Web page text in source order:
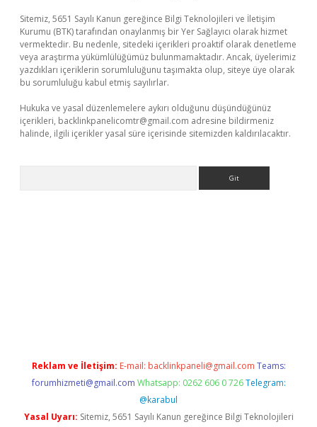
Sitemiz, 5651 Sayılı Kanun gereğince Bilgi Teknolojileri ve İletişim
Kurumu (BTK) tarafından onaylanmış bir Yer Sağlayıcı olarak hizmet
vermektedir. Bu nedenle, sitedeki içerikleri proaktif olarak denetleme
veya araştırma yükümlülüğümüz bulunmamaktadır. Ancak, üyelerimiz
yazdıkları içeriklerin sorumluluğunu taşımakta olup, siteye üye olarak
bu sorumluluğu kabul etmiş sayılırlar.
Hukuka ve yasal düzenlemelere aykırı olduğunu düşündüğünüz
içerikleri, backlinkpanelicomtr@gmail.com adresine bildirmeniz
halinde, ilgili içerikler yasal süre içerisinde sitemizden kaldırılacaktır.
Reklam ve İletişim: E-mail: backlinkpaneli@gmail.com Teams:
forumhizmeti@gmail.com Whatsapp: 0262 606 0 726 Telegram:
@karabul
Yasal Uyarı: Sitemiz, 5651 Sayılı Kanun gereğince Bilgi Teknolojileri